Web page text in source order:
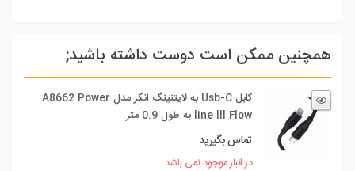
همچنین ممکن است دوست داشته باشید;
کابل Usb-C به لایتنینگ انکر مدل A8662 Power
line lll Flow به طول 0.9 متر
تماس بگیرید
در انبار موجود نمی باشد